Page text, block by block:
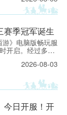
赛季冠军诞生
》电脑版畅玩服
开启。经过多轮
2026-08-03
今日开服！开